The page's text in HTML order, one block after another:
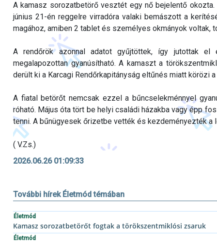
A kamasz sorozatbetörő vesztét egy nő bejelentő
június 21-én reggelre virradóra valaki bemászott a
magához, amiben 2 tablet és személyes okmányok
A rendőrök azonnal adatot gyűjtöttek, így jutottak
megalapozottan gyanúsítható. A kamaszt a
derült ki a Karcagi Rendőrkapitányság eltűnés miatt körözi
A fiatal betörőt nemcsak ezzel a bűncselekménnyel
róható. Május óta tört be helyi családi házakba vagy épp
tenni. A bűnügyesek őrizetbe vették és kezdeményezték
( V.Zs.)
2026.06.26 01:09:33
További hírek Életmód témában
Életmód
Kamasz sorozatbetörőt fogtak a törökszentmiklósi zsaruk
Életmód